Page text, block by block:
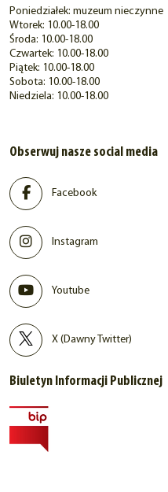
Poniedziałek: muzeum nieczynne
Wtorek: 10.00-18.00
Środa: 10.00-18.00
Czwartek: 10.00-18.00
Piątek: 10.00-18.00
Sobota: 10.00-18.00
Niedziela: 10.00-18.00
Obserwuj nasze social media
Facebook
Instagram
Youtube
X (Dawny Twitter)
Biuletyn Informacji Publicznej